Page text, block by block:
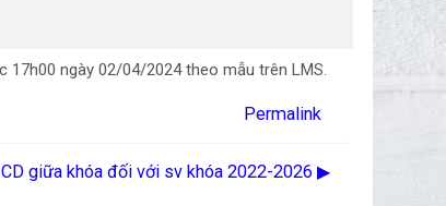
ngày 02/04/2024 theo mẫu trên LMS.
Permalink
giữa khóa đối với sv khóa 2022-2026 ▶︎